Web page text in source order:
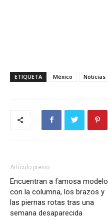
ETIQUETA México Noticias
Artículo previo
Encuentran a famosa modelo
con la columna, los brazos y
las piernas rotas tras una
semana desaparecida